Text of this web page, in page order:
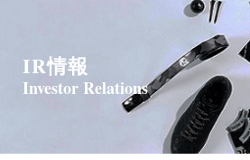
IR情報
Investor Relations